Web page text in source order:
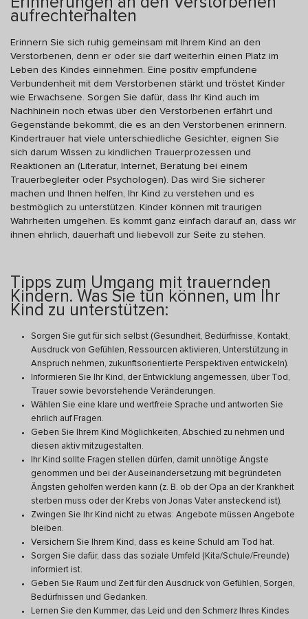
aufrechterhalten
Erinnern Sie sich ruhig gemeinsam mit Ihrem Kind an den
Verstorbenen, denn er oder sie darf weiterhin einen Platz im
Leben des Kindes einnehmen. Eine positiv empfundene
Verbundenheit mit dem Verstorbenen stärkt und tröstet Kinder
wie Erwachsene. Sorgen Sie dafür, dass Ihr Kind auch im
Nachhinein noch etwas über den Verstorbenen erfährt und
Gegenstände bekommt, die es an den Verstorbenen erinnern.
Kindertrauer hat viele unterschiedliche Gesichter, eignen Sie
sich darum Wissen zu kindlichen Trauerprozessen und
Reaktionen an (Literatur, Internet, Beratung bei einem
Trauerbegleiter oder Psychologen). Das wird Sie sicherer
machen und Ihnen helfen, Ihr Kind zu verstehen und es
bestmöglich zu unterstützen. Kinder können mit traurigen
Wahrheiten umgehen. Es kommt ganz einfach darauf an, dass wir
ihnen ehrlich, dauerhaft und liebevoll zur Seite zu stehen.
Tipps zum Umgang mit trauernden
Kindern. Was Sie tun können, um Ihr
Kind zu unterstützen:
Sorgen Sie gut für sich selbst (Gesundheit, Bedürfnisse, Kontakt,
Ausdruck von Gefühlen, Ressourcen aktivieren, Unterstützung in
Anspruch nehmen, zukunftsorientierte Perspektiven entwickeln).
Informieren Sie Ihr Kind, der Entwicklung angemessen, über Tod,
Trauer sowie bevorstehende Veränderungen.
Wählen Sie eine klare und wertfreie Sprache und antworten Sie
ehrlich auf Fragen.
Geben Sie Ihrem Kind Möglichkeiten, Abschied zu nehmen und
diesen aktiv mitzugestalten.
Ihr Kind sollte Fragen stellen dürfen, damit unnötige Ängste
genommen und bei der Auseinandersetzung mit begründeten
Ängsten geholfen werden kann (z. B. ob der Opa an der Krankheit
sterben muss oder der Krebs von Jonas Vater ansteckend ist).
Zwingen Sie Ihr Kind nicht zu etwas: Angebote müssen Angebote
bleiben.
Versichern Sie Ihrem Kind, dass es keine Schuld am Tod hat.
Sorgen Sie dafür, dass das soziale Umfeld (Kita/Schule/Freunde)
informiert ist.
Geben Sie Raum und Zeit für den Ausdruck von Gefühlen, Sorgen,
Bedürfnissen und Gedanken.
Lernen Sie den Kummer, das Leid und den Schmerz Ihres Kindes